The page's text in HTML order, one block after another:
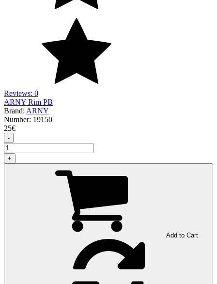
Reviews: 0
ARNY Rim PB
Brand: ARNY
Number: 19150
25€
-
+
Add to Cart